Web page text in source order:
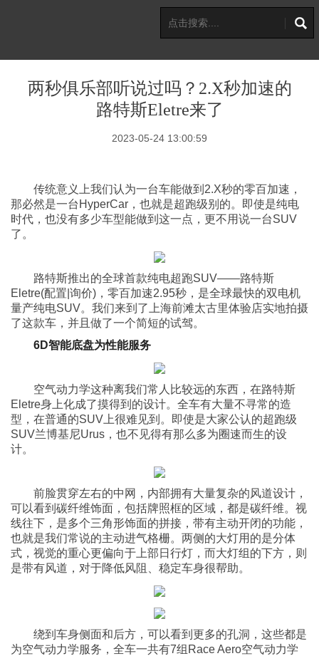
两秒俱乐部听说过吗？2.X秒加速的
路特斯Eletre来了
2023-05-24 13:00:59
传统意义上我们认为一台车能做到2.X秒的零百加速，
那必然是一台HyperCar，也就是超跑级别的。即使是纯电
时代，也没有多少车型能做到这一点，更不用说一台SUV
了。
路特斯推出的全球首款纯电超跑SUV——路特斯
Eletre(配置|询价)，零百加速2.95秒，是全球最快的双电机
量产纯电SUV。我们来到了上海前滩太古里体验店实地拍摄
了这款车，并且做了一个简短的试驾。
6D智能底盘为性能服务
空气动力学这种离我们常人比较远的东西，在路特斯
Eletre身上化成了摸得到的设计。全车有大量不寻常的造
型，在普通的SUV上很难见到。即使是大家公认的超跑级
SUV兰博基尼Urus，也不见得有那么多为圈速而生的设
计。
前脸贯穿左右的中网，内部拥有大量复杂的风道设计，
可以看到碳纤维饰面，包括牌照框的区域，都是碳纤维。视
线往下，是多个三角形饰面的拼接，带有主动开闭的功能，
也就是我们常说的主动进气格栅。两侧的大灯用的是分体
式，视觉的重心更偏向于上部日行灯，而大灯组的下方，则
是带有风道，对于降低风阻、稳定车身很帮助。
绕到车身侧面和后方，可以看到更多的孔洞，这些都是
为空气动力学服务，全车一共有7组Race Aero空气动力学